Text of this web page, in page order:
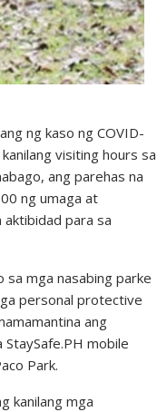
ng kaso ng COVID-
visiting hours sa
ang parehas na
ng umaga at
para sa
mga nasabing parke
personal protective
ang
mobile
Park.
kanilang mga